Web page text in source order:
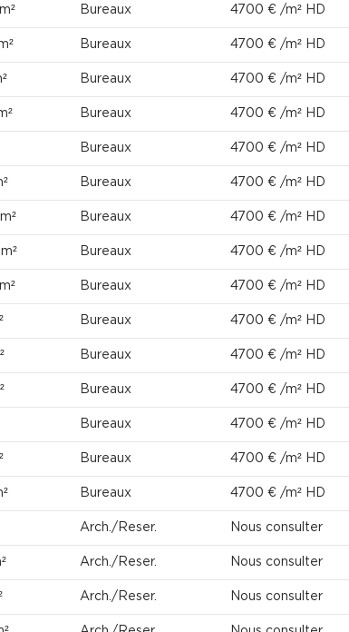
Bureaux 4700 € /m² HD
Bureaux 4700 € /m² HD
Bureaux 4700 € /m² HD
Bureaux 4700 € /m² HD
Bureaux 4700 € /m² HD
Bureaux 4700 € /m² HD
Bureaux 4700 € /m² HD
Bureaux 4700 € /m² HD
Bureaux 4700 € /m² HD
Bureaux 4700 € /m² HD
Bureaux 4700 € /m² HD
Bureaux 4700 € /m² HD
Bureaux 4700 € /m² HD
Bureaux 4700 € /m² HD
Bureaux 4700 € /m² HD
Arch./Reser. Nous consulter
Arch./Reser. Nous consulter
Arch./Reser. Nous consulter